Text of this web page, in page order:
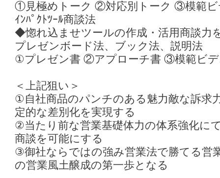
①見極めトーク ②対応別トーク ③模範ビ
ｲﾝﾊﾟｸﾄﾂｰﾙ商談法
◆惚れ込ませツールの作成・活用商談力
プレゼンボード法、ブック法、説明法
①プレゼン書 ②アプローチ書 ③模範ビ
＜上記狙い＞
①自社商品のパンチのある魅力敵な訴求
定的な差別化を実現する
②当たり前な営業基礎体力の体系強化に
商談を可能にする
③御社ならではの強み営業法で勝てる営
の営業風土醸成の第一歩となる